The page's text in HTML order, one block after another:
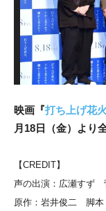
映画『打ち上げ花
月18日（金）より
【CREDIT】
声の出演：広瀬すず
原作：岩井俊二 脚本